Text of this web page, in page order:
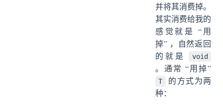
并将其消费掉。
其实消费给我的
感觉就是 “用
掉” ，自然返回
的就是
void
。通常 “用掉”
T
的方式为两
种：